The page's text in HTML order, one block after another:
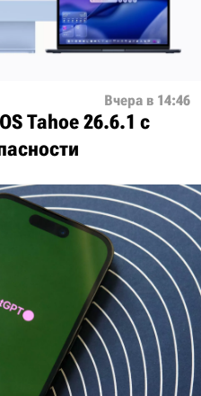
Вчера в 14:46
Tahoe 26.6.1 с